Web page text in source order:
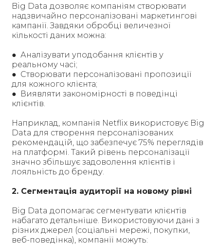
Big Data дозволяє компаніям створювати
надзвичайно персоналізовані маркетингові
кампанії. Завдяки обробці величезної
кількості даних можна:
● Аналізувати уподобання клієнтів у
реальному часі;
● Створювати персоналізовані пропозиції
для кожного клієнта;
● Виявляти закономірності в поведінці
клієнтів.
Наприклад, компанія Netflix використовує Big
Data для створення персоналізованих
рекомендацій, що забезпечує 75% переглядів
на платформі. Такий рівень персоналізації
значно збільшує задоволення клієнтів і
лояльність до бренду.
2. Сегментація аудиторії на новому рівні
Big Data допомагає сегментувати клієнтів
набагато детальніше. Використовуючи дані з
різних джерел (соціальні мережі, покупки,
веб-поведінка), компанії можуть: